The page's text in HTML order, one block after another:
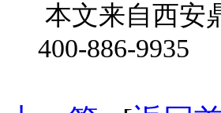
本文来自西安
400-886-9935